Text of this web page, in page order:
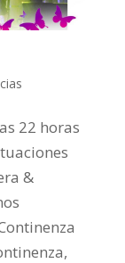
22 horas
&